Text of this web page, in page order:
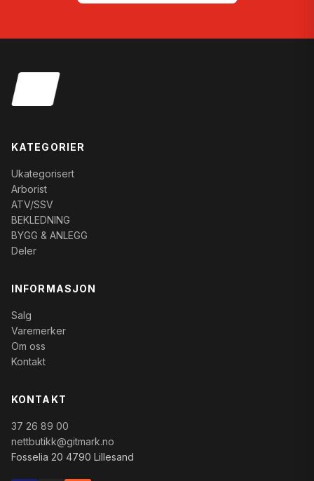
KATEGORIER
Ukategorisert
Arborist
ATV/SSV
BEKLEDNING
BYGG & ANLEGG
Deler
INFORMASJON
Salg
Varemerker
Om oss
Kontakt
KONTAKT
37 26 89 00
nettbutikk@gitmark.no
Fosselia 20 4790 Lillesand